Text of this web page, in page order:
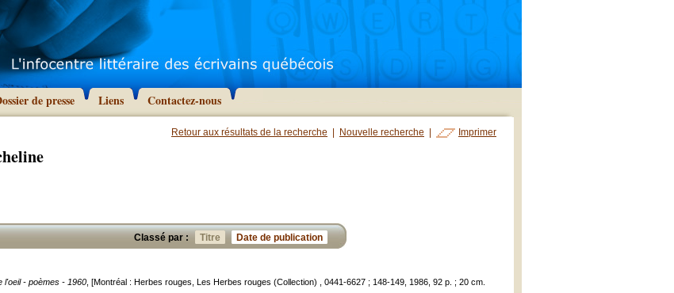
de presse Liens Contactez-nous
Retour aux résultats de la recherche Nouvelle recherche Imprimer
Classé par : Titre Date de publication
l'oeil - poèmes - 1960 , [Montréal : Herbes rouges, Les Herbes rouges (Collection) , 0441-6627 ; 148-149, 1986, 92 p. ; 20 cm.